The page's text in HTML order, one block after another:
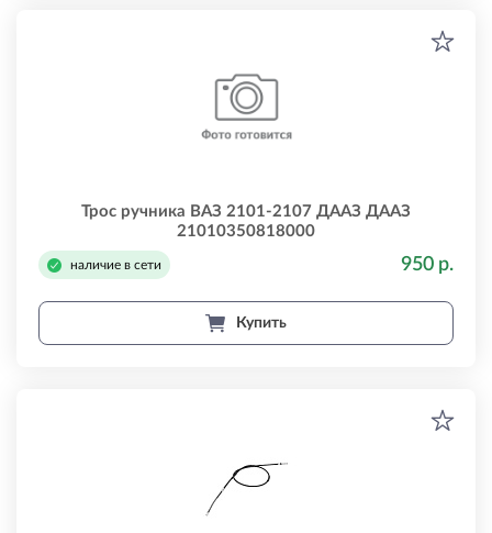
Трос ручника ВАЗ 2101-2107 ДААЗ ДААЗ
21010350818000
наличие в сети 950 р.
Купить